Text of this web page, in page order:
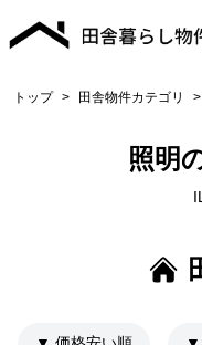
トップ > 田舎物件カテゴリ >
照明